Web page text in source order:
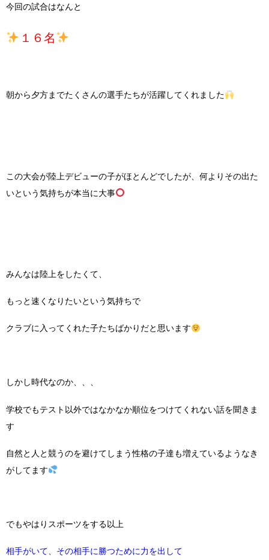
今回の試合はなんと
１６名
朝から夕方までたくさんの選手たちが活躍してくれました
この大会が陸上デビューの子がほとんどでしたが、何よりその出た
いという気持ちが本当に大事
みんなは陸上をしたくて、
もっと速くなりたいという気持ちで
クラブに入ってくれた子たちばかりだと思います
しかし時代なのか、、、
学校でもテスト以外ではなかなか順位をつけてくれない話を聞きま
す
自然と人と競うのを避けてしまう性格の子達も増えているようなき
がしてます
でもやはりスポーツをする以上
相手がいて、その相手に勝つために力を出して